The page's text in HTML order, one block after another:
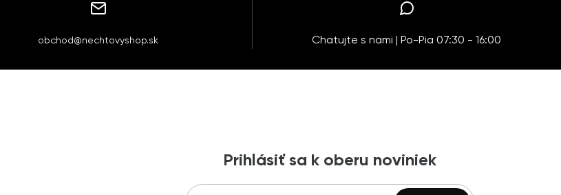
obchod@nechtovyshop.sk Chatujte s nami | Po-Pia 07:30 - 16:00
Prihlásiť sa k oberu noviniek